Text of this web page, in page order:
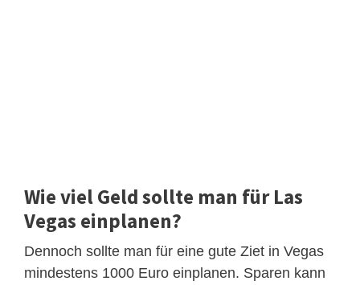
Wie viel Geld sollte man für Las
Vegas einplanen?
Dennoch sollte man für eine gute Ziet in Vegas
mindestens 1000 Euro einplanen. Sparen kann